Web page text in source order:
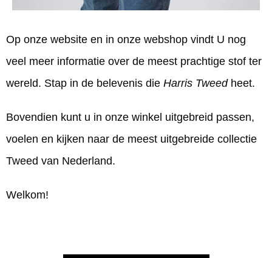
Op onze website en in onze webshop vindt U nog
veel meer informatie over de meest prachtige stof ter
wereld. Stap in de belevenis die Harris Tweed heet.
Bovendien kunt u in onze winkel uitgebreid passen,
voelen en kijken naar de meest uitgebreide collectie
Tweed van Nederland.
Welkom!